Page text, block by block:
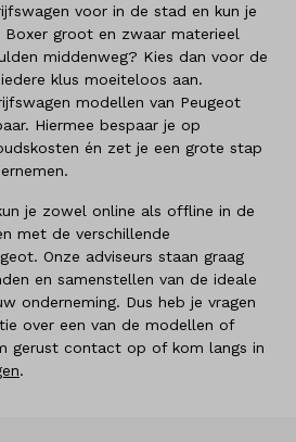
voor in de stad en kun je
groot en zwaar materieel
middenweg? Kies dan voor de
klus moeiteloos aan.
modellen van Peugeot
Hiermee bespaar je op
én zet je een grote stap
je zowel online als offline in de
met de verschillende
Onze adviseurs staan graag
en samenstellen van de ideale
onderneming. Dus heb je vragen
over een van de modellen of
gerust contact op of kom langs in
.